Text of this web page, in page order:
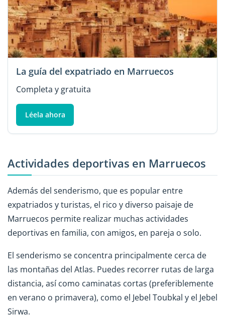
La guía del expatriado en Marruecos
Completa y gratuita
Léela ahora
Actividades deportivas en Marruecos
Además del senderismo, que es popular entre
expatriados y turistas, el rico y diverso paisaje de
Marruecos permite realizar muchas actividades
deportivas en familia, con amigos, en pareja o solo.
El senderismo se concentra principalmente cerca de
las montañas del Atlas. Puedes recorrer rutas de larga
distancia, así como caminatas cortas (preferiblemente
en verano o primavera), como el Jebel Toubkal y el Jebel
Sirwa.